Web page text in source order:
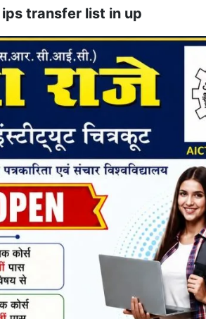
ips transfer list in up